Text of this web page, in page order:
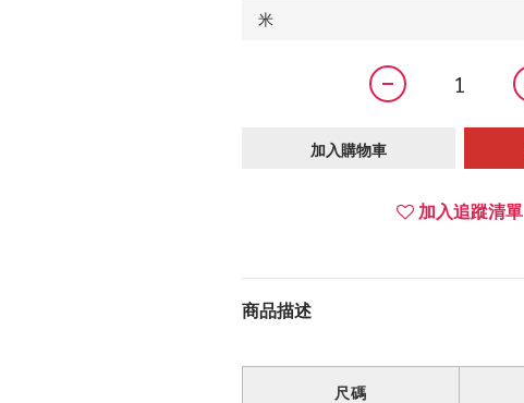
加入購物車
加入追蹤清單
商品描述
尺碼